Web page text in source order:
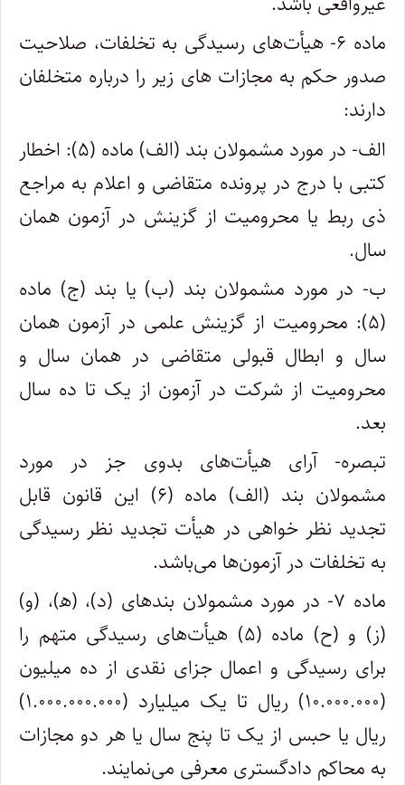
ماده ۶- هیأت‌های رسیدگی به تخلفات، صلاحیت
صدور حکم به مجازات های زیر را درباره متخلفان
دارند:
الف- در مورد مشمولان بند (الف) ماده (۵): اخطار
کتبی با درج در پرونده متقاضی و اعلام به مراجع
ذی ربط یا محرومیت از گزینش در آزمون همان
سال.
ب- در مورد مشمولان بند (ب) یا بند (ج) ماده
(۵): محرومیت از گزینش علمی در آزمون همان
سال و ابطال قبولی متقاضی در همان سال و
محرومیت از شرکت در آزمون از یک تا ده سال
بعد.
تبصره- آرای هیأت‌های بدوی جز در مورد
مشمولان بند (الف) ماده (۶) این قانون قابل
تجدید نظر خواهی در هیأت تجدید نظر رسیدگی
به تخلفات در آزمون‌ها می‌باشد.
ماده ۷- در مورد مشمولان بندهای (د)، (ه‍)، (و)
(ز) و (ح) ماده (۵) هیأت‌های رسیدگی متهم را
برای رسیدگی و اعمال جزای نقدی از ده میلیون
(۱۰.۰۰۰.۰۰۰) ریال تا یک میلیارد (۱.۰۰۰.۰۰۰.۰۰۰)
ریال یا حبس از یک تا پنج سال یا هر دو مجازات
به محاکم دادگستری معرفی می‌نمایند.